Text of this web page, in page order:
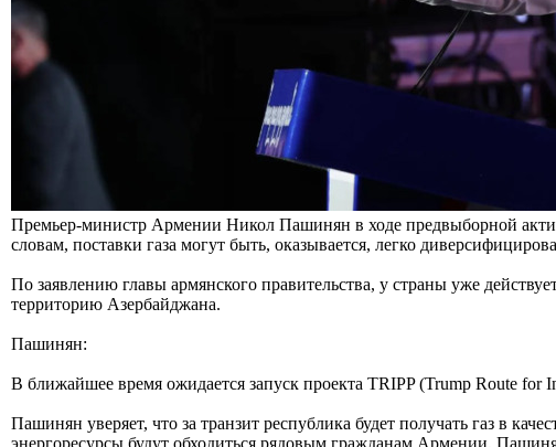
Премьер-министр Армении Никол Пашинян в ходе предвыборной
словам, поставки газа могут быть, оказывается, легко
По заявлению главы армянского правительства, у страны уже
территорию Азербайджана.
Пашинян:
В ближайшее время ожидается запуск проекта TRIPP (Trump Route for
Пашинян уверяет, что за транзит республика будет получать газ в
энергоресурсы будут обходиться рядовым гражданам Армении,